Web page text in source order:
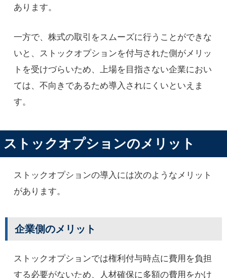
あります。
一方で、株式の取引をスムーズに行うことができな
いと、ストックオプションを付与された側がメリッ
トを受けづらいため、上場を目指さない企業におい
ては、不向きであるため導入されにくいといえま
す。
ストックオプションのメリット
ストックオプションの導入には次のようなメリット
があります。
企業側のメリット
ストックオプションでは権利付与時点に費用を負担
する必要がないため、人材確保に多額の費用をかけ